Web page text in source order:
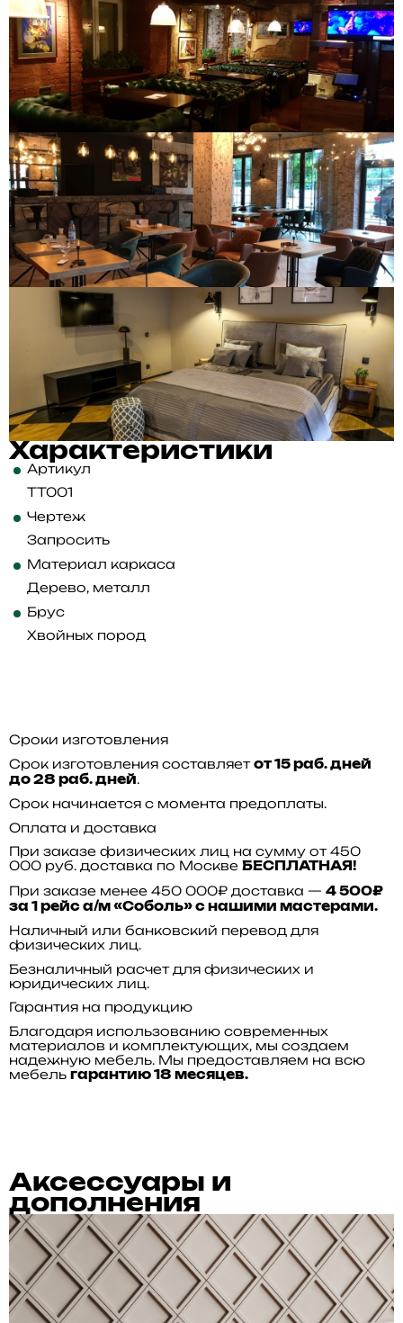
Характеристики
Артикул
TT001
Чертеж
Запросить
Материал каркаса
Дерево, металл
Брус
Хвойных пород
Сроки изготовления
Срок изготовления составляет от 15 раб. дней
до 28 раб. дней.
Срок начинается с момента предоплаты.
Оплата и доставка
При заказе физических лиц на сумму от 450
000 руб. доставка по Москве БЕСПЛАТНАЯ!
При заказе менее 450 000₽ доставка — 4 500₽
за 1 рейс а/м «Соболь» с нашими мастерами.
Наличный или банковский перевод для
физических лиц.
Безналичный расчет для физических и
юридических лиц.
Гарантия на продукцию
Благодаря использованию современных
материалов и комплектующих, мы создаем
надежную мебель. Мы предоставляем на всю
мебель гарантию 18 месяцев.
Аксессуары и
дополнения